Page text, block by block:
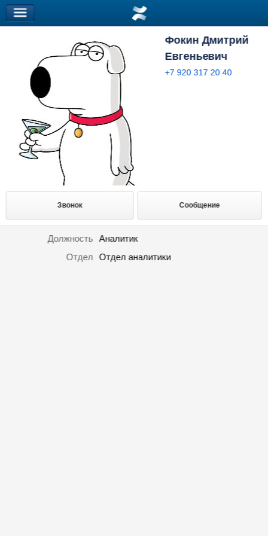
Фокин Дмитрий
Евгеньевич
+7 920 317 20 40
Звонок Сообщение
Должность
Аналитик
Отдел
Отдел аналитики